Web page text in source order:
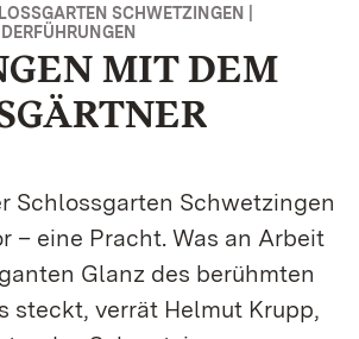
SCHWETZINGEN |
MIT DEM
Schlossgarten Schwetzingen
– eine Pracht. Was an Arbeit
Glanz des berühmten
steckt, verrät Helmut Krupp,